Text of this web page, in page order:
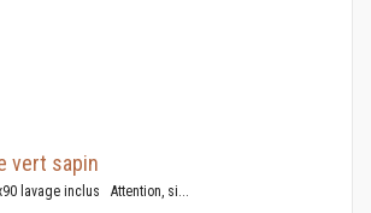
vert sapin
lavage inclus Attention, si...